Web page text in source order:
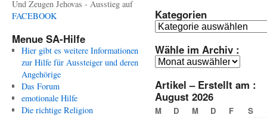
Und Zeugen Jehovas - Ausstieg auf
FACEBOOK
Menue SA-Hilfe
Hier gibt es weitere Informationen
zur Hilfe für Aussteiger und deren
Angehörige
Das Forum
emotionale Hilfe
Die richtige Religion
Kategorien
Kategorien
Wähle im Archiv :
Wähle
Archiv
:
Artikel – Erstellt am :
August 2026
M D M D F S